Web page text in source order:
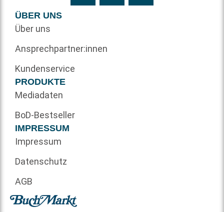
ÜBER UNS
Über uns
Ansprechpartner:innen
Kundenservice
PRODUKTE
Mediadaten
BoD-Bestseller
IMPRESSUM
Impressum
Datenschutz
AGB